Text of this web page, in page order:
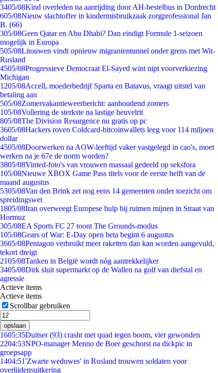
3405/08Kind overleden na aanrijding door AH-bestelbus in Dordrecht
605/08Nieuw slachtoffer in kindermisbruikzaak zorgprofessional Jan
B. (66)
305/08Geen Qatar en Abu Dhabi? Dan eindigt Formule 1-seizoen
mogelijk in Europa
505/08Litouwen vindt opnieuw migrantentunnel onder grens met Wit-
Rusland
4505/08Progressieve Democraat El-Sayed wint nipt voorverkiezing
Michigan
1205/08Accell, moederbedrijf Sparta en Batavus, vraagt uitstel van
betaling aan
505/08Zomervakantieweerbericht: aanhoudend zomers
105/08Vollering de sterkste na lastige heuvelrit
805/08The Division Resurgence nu gratis op pc
3605/08Hackers roven Coldcard-bitcoinwallets leeg voor 114 miljoen
dollar
4505/08Doorwerken na AOW-leeftijd vaker vastgelegd in cao's, moet
werken na je 67e de norm worden?
3805/08Vinted-foto's van vrouwen massaal gedeeld op seksfora
105/08Nieuwe XBOX Game Pass titels voor de eerste helft van de
maand augustus
5305/08Van den Brink zet nog eens 14 gemeenten onder toezicht om
spreidingswet
1805/08Iran overweegt Europese hulp bij ruimen mijnen in Straat van
Hormuz
305/08EA Sports FC 27 toont The Grounds-modus
105/08Gears of War: E-Day open beta begint 6 augustus
3605/08Pentagon verbruikt meer raketten dan kan worden aangevuld,
tekort dreigt
2105/08Tanken in België wordt nóg aantrekkelijker
3405/08Dirk sluit supermarkt op de Wallen na golf van diefstal en
agressie
Actieve items
Actieve items
Scrollbar gebruiken
opslaan
1605:35Duitser (93) crasht met quad tegen boom, vier gewonden
2204:53NPO-manager Menno de Boer geschorst na dickpic in
groepsapp
1404:51'Zwarte weduwes' in Rusland trouwen soldaten voor
overlijdensuitkering